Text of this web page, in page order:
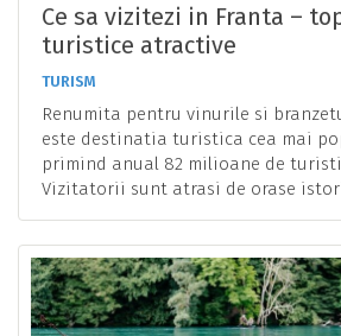
Ce sa vizitezi in Franta –
turistice atractive
TURISM
Renumita pentru vinurile si
este destinatia turistica cea mai
primind anual 82 milioane de
Vizitatorii sunt atrasi de orase